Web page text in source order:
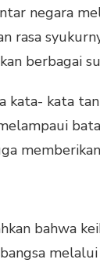
negara
rasa
berbagai
kata- kata
bahwa